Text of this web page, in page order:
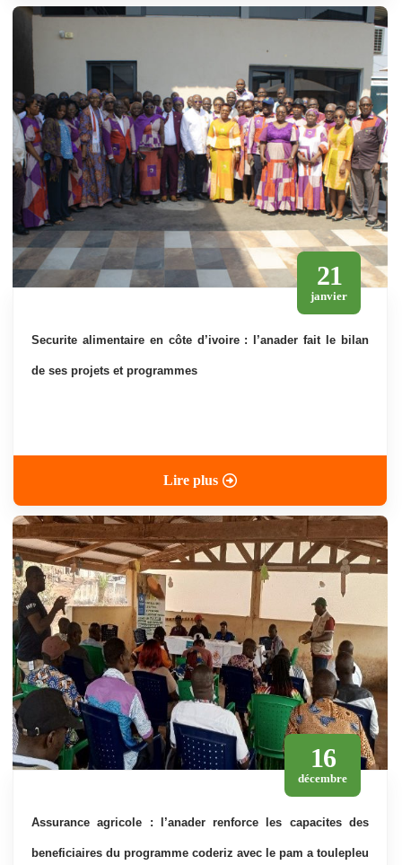
21
janvier
securite alimentaire en côte d’ivoire : l’anader fait le bilan
de ses projets et programmes
Lire plus
16
décembre
assurance agricole : l’anader renforce les capacites des
beneficiaires du programme coderiz avec le pam a toulepleu